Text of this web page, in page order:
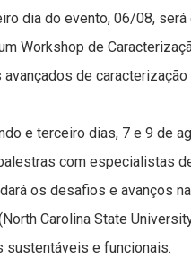
dia do evento, 06/08,
Workshop de
de
e terceiro dias, 7 e 9 de
com especialistas
os desafios e avanços
Carolina State
sustentáveis e funcionais.